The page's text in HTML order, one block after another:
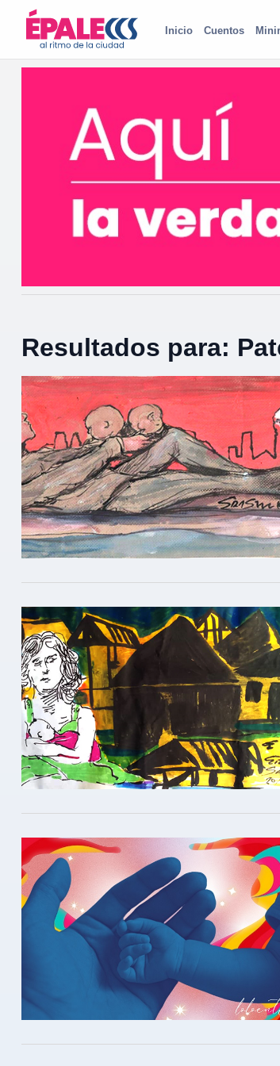
Inicio Cuentos
Resultados para: